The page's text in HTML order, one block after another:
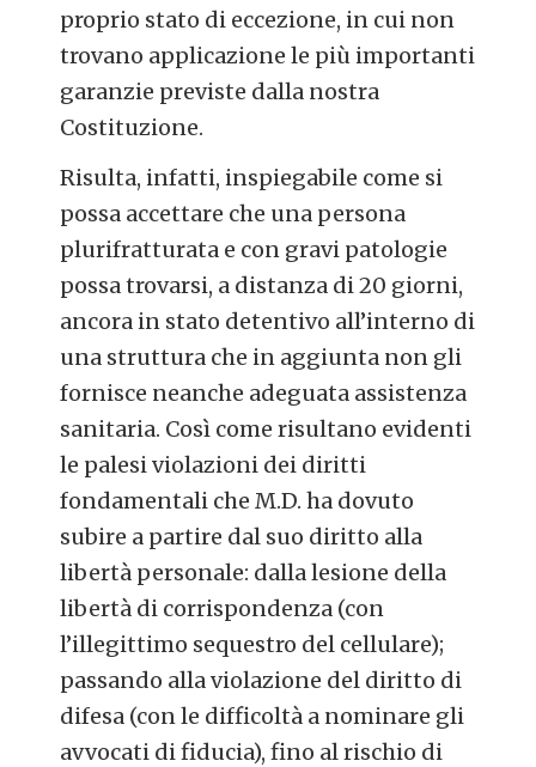
proprio stato di eccezione, in cui non
trovano applicazione le più importanti
garanzie previste dalla nostra
Costituzione.
Risulta, infatti, inspiegabile come si
possa accettare che una persona
plurifratturata e con gravi patologie
possa trovarsi, a distanza di 20 giorni,
ancora in stato detentivo all’interno di
una struttura che in aggiunta non gli
fornisce neanche adeguata assistenza
sanitaria. Così come risultano evidenti
le palesi violazioni dei diritti
fondamentali che M.D. ha dovuto
subire a partire dal suo diritto alla
libertà personale: dalla lesione della
libertà di corrispondenza (con
l’illegittimo sequestro del cellulare);
passando alla violazione del diritto di
difesa (con le difficoltà a nominare gli
avvocati di fiducia), fino al rischio di